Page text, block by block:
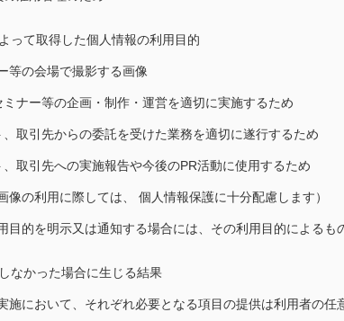
って取得した個人情報の利用目的
等の会場で撮影する画像
ミナー等の企画・制作・運営を適切に実施するため
、取引先からの委託を受けた業務を適切に遂行するため
、取引先への実施報告や今後のPR活動に使用するため
像の利用に際しては、 個人情報保護に十分配慮します）
的を明示又は通知する場合には、その利用目的によるも
なかった場合に生じる結果
施において、それぞれ必要となる項目の提供は利用者の